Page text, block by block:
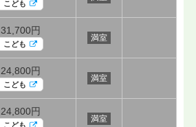
こども
31,700円
こども
満室
24,800円
こども
満室
24,800円
こども
満室